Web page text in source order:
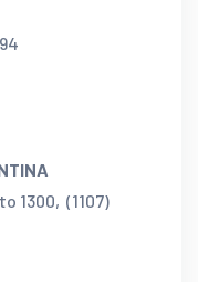
1300, (1107)